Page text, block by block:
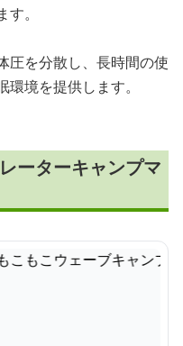
。
圧を分散し、長時間の使
境を提供します。
ーターキャンプマ